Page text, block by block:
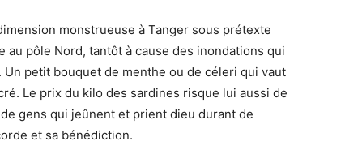
monstrueuse à Tanger sous prétexte
pôle Nord, tantôt à cause des inondations qui
petit bouquet de menthe ou de céleri qui vaut
Le prix du kilo des sardines risque lui aussi de
gens qui jeûnent et prient dieu durant de
et sa bénédiction.